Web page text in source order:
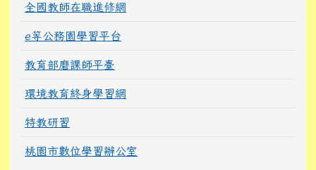
全國教師在職進修網
e等公務園學習平台
教育部磨課師平臺
環境教育終身學習網
特教研習
桃園市數位學習辦公室